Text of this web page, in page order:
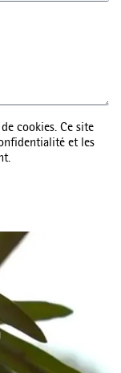
cookies. Ce site
et les